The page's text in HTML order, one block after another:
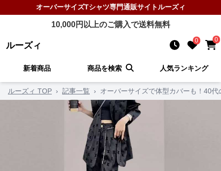
オーバーサイズTシャツ専門通販サイトルーズィ
10,000円以上のご購入で送料無料
ルーズィ 0 0
新着商品 商品を検索 人気ランキング
ルーズィ TOP › 記事一覧 › オーバーサイズで体型カバーも！40